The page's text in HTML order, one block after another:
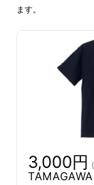
PARTYっ
ます。
3,000円